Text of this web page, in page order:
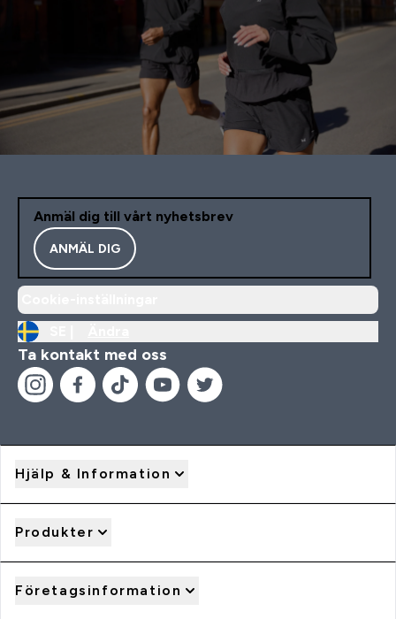
Anmäl dig till vårt nyhetsbrev
ANMÄL DIG
Ta kontakt med oss
Hjälp & Information
Produkter
Företagsinformation